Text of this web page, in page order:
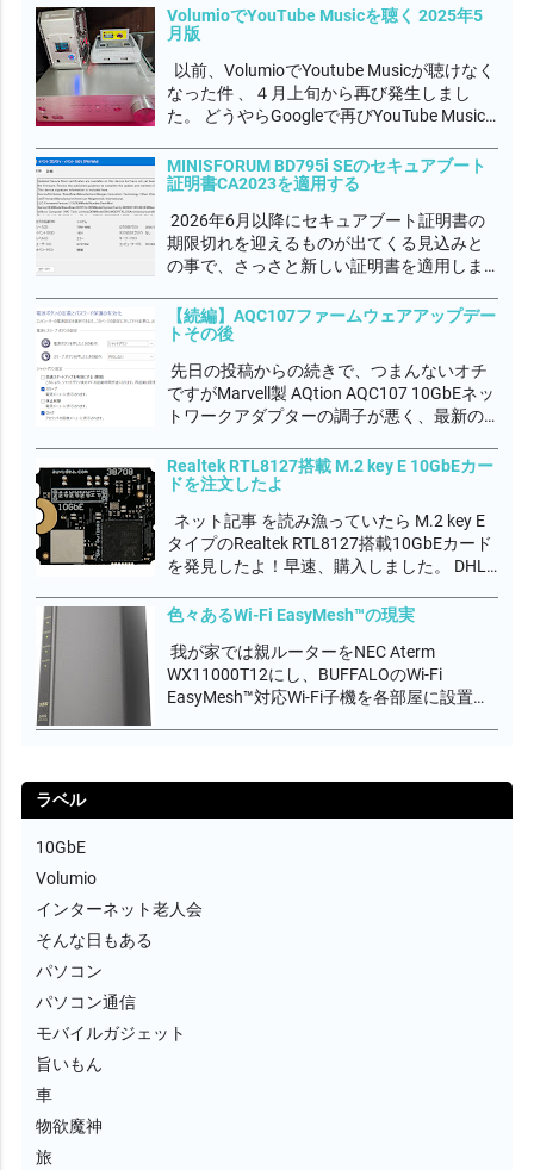
5GbE普及期に入ると いわれています。
10GbEの分野では安価な部類でMarvel...
VolumioでYouTube Musicを聴く 2025年5
月版
以前、VolumioでYoutube Musicが聴けなく
なった件 、４月上旬から再び発生しまし
た。 どうやらGoogleで再びYouTube Music
ティでもYouTube Musicプラグイン作者のパ
トリックが多忙で対処出...
MINISFORUM BD795i SEのセキュアブート
証明書CA2023を適用する
2026年6月以降にセキュアブート証明書の
期限切れを迎えるものが出てくる見込みと
の事で、さっさと新しい証明書を適用しま
れていればCA2023が利用可能な状態にある
が、UEFIファームウェアに適用されていな
【続編】AQC107ファームウェアアップデー
トその後
先日の投稿からの続きで、つまんないオチ
ですがMarvell製 AQtion AQC107 10GbEネッ
トワークアダプターの調子が悪く、最新の
のドライバに更新しましたが、ダウンロー
ド通信速度が3Gbps程度しか出なく、まだ
Realtek RTL8127搭載 M.2 key E 10GbEカー
ドを注文したよ
ネット記事 を読み漁っていたら M.2 key E
タイプのRealtek RTL8127搭載10GbEカード
を発見したよ！早速、購入しました。 DHL
価格より配送料の方が高いって、どーな
税...
色々あるWi-Fi EasyMesh™の現実
我が家では親ルーターをNEC Aterm
WX11000T12にし、BUFFALOのWi-Fi
EasyMesh™対応Wi-Fi子機を各部屋に設置し
ラベル
10GbE
Volumio
インターネット老人会
そんな日もある
パソコン
パソコン通信
モバイルガジェット
旨いもん
車
物欲魔神
旅